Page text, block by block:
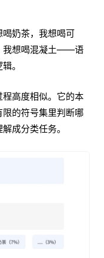
奶茶，我想喝可
我想喝混凝土——语
。
高度相似。它的本
的符号集里判断哪
成分类任务。